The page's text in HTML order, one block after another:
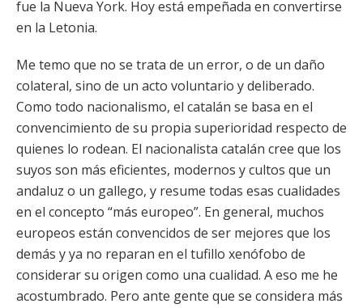
fue la Nueva York. Hoy está empeñada en convertirse
en la Letonia.
Me temo que no se trata de un error, o de un daño
colateral, sino de un acto voluntario y deliberado.
Como todo nacionalismo, el catalán se basa en el
convencimiento de su propia superioridad respecto de
quienes lo rodean. El nacionalista catalán cree que los
suyos son más eficientes, modernos y cultos que un
andaluz o un gallego, y resume todas esas cualidades
en el concepto “más europeo”. En general, muchos
europeos están convencidos de ser mejores que los
demás y ya no reparan en el tufillo xenófobo de
considerar su origen como una cualidad. A eso me he
acostumbrado. Pero ante gente que se considera más